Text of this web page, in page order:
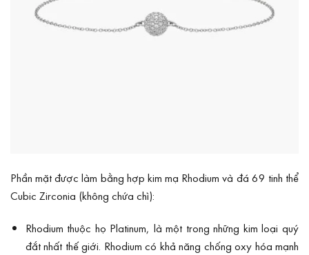
Phần mặt được làm bằng hợp kim mạ Rhodium và đá 69 tinh thể
Cubic Zirconia (không chứa chì):
Rhodium thuộc họ Platinum, là một trong những kim loại quý
đắt nhất thế giới. Rhodium có khả năng chống oxy hóa mạnh